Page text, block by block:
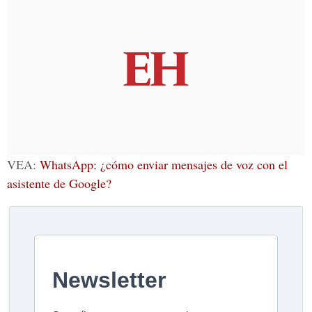
VEA: WhatsApp: ¿cómo enviar mensajes de voz con el
asistente de Google?